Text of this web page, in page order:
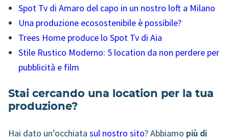
Spot Tv di Amaro del capo in un nostro loft a Milano
Una produzione ecosostenibile è possibile?
Trees Home produce lo Spot Tv di Aia
Stile Rustico Moderno: 5 location da non perdere per
pubblicità e film
Stai cercando una location per la tua
produzione?
Hai dato un’occhiata sul nostro sito? Abbiamo più di